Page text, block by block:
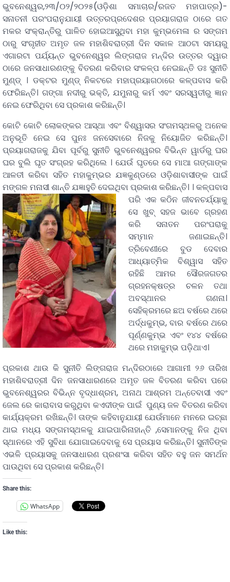
ଭୁବନେଶ୍ୱର,୨୩/୦୨/୨୦୨୫(ଓଡ଼ିଶା ସମାଚାର/ରଜତ ମହାପାତ୍ର)-
ସନାତନୀ ପରଂପରାନୁଯାୟୀ ଉତ୍ତରପ୍ରଦେଶର ପ୍ରୟାଗରାଜ ଠାରେ ଗତ
ମକର ସଂକ୍ରାନ୍ତିରୁ ପାଳିତ ହୋଇଆସୁଥିବା ମହା କୁମ୍ଭମେଳା ର ସଙ୍ଗମ
ଠାରୁ ସଂଗୃହୀତ ଅମୃତ ଜଳ ମହାଶିବରାତ୍ରୀ ଦିନ ସକାଳ ଆଠଟା ସମୟରୁ
ଏଗାରଟା ପର୍ଯ୍ୟନ୍ତ ଭୁବନେଶ୍ୱର ଲିଙ୍ଗରାଜ ମନ୍ଦିର ଉତ୍ତର ଦ୍ୱାର
ଠାରେ ଜନସାଧାରଣଙ୍କୁ ବିତରଣ କରିବାର ସଂକଳ୍ପ ନେଇଛନ୍ତି ଡଃ ସୁନୀତି
ମୁଣ୍ଡ୍‌ । ଡକ୍ଟର ମୁଣ୍ଡ୍ ନିକଟରେ ମହାପ୍ରୟାଗଠାରେ କଳ୍ପବାସ କରି
ଫେରିଛନ୍ତି। ଗଙ୍ଗା ନଦୀରୁ ଭକ୍ତି, ଯମୁନାରୁ କର୍ମ ଏବଂ ସରସ୍ୱତୀରୁ ଜ୍ଞାନ
ନେଇ ଫେରିଥିବା ସେ ପ୍ରକାଶ କରିଛନ୍ତି।
କୋଟି କୋଟି ଲୋକଙ୍କର ଆସ୍ଥା ଏବଂ ବିଶ୍ୱାସର ସଂଗମସ୍ଥଳରୁ ଅନେକ
ଅନୁଭୂତି ନେଇ ସେ ପୁନଃ ଜନସେବାରେ ନିଜକୁ ନିୟୋଜିତ କରିଛନ୍ତି।
ପ୍ରୟାଗରାଜକୁ ଯିବା ପୂର୍ବରୁ ସୁନୀତି ଭୁବନେଶ୍ୱରର ବିଭିନ୍ନ ୱାର୍ଡରୁ ଘର
ଘର ବୁଲି ଘୃତ ସଂଗ୍ରହ କରିଥିଲେ । ଯେଉଁ ଘୃତରେ ସେ ମାଆ ଗଙ୍ଗାଙ୍କ
ଆଳତୀ କରିବା ସହିତ ମହାକୁମ୍ଭର ଯଜ୍ଞକୁଣ୍ଡରେ ଓଡ଼ିଶାବାସୀଙ୍କ ପାଇଁ
ମଙ୍ଗଳ ମନାସୀ ଶାନ୍ତି ଯଜ୍ଞାହୁତି ଦେଇଥିବା ପ୍ରକାଶ କରିଛନ୍ତି। । କଳ୍ପବାସ
ପରି ଏକ କଠିନ ଜୀବନଚର୍ଯ୍ୟାକୁ
ସେ ଖୁବ୍ ସହଜ ଭାବେ ଗ୍ରହଣ
କରି ସନାତନ ପରଂପରାକୁ
ସମ୍ମାନ ଜଣାଇଛନ୍ତି।
ତ୍ରିବେଣୀରେ ବୁଡ ଦେବାର
ଆଧ୍ୟାତ୍ମିକ ବିଶ୍ୱାସ ସହିତ
ରହିଛି ଆମର ସୌରଜଗତର
ଗ୍ରହନକ୍ଷତ୍ର ଚଳନ ତଥା
ଅବସ୍ଥାନର ଗଣନା।
ସେହିକ୍ରମରେ ଛଅ ବର୍ଷରେ ଥରେ
ଅର୍ଦ୍ଧକୁମ୍ଭ, ବାର ବର୍ଷରେ ଥରେ
ପୂର୍ଣ୍ଣକୁମ୍ଭ ଏବଂ ୧୪୪ ବର୍ଷରେ
ଥରେ ମହାକୁମ୍ଭ ପଡ଼ିଥାଏ।
ପ୍ରକାଶ ଥାଉ କି ସୁନୀତି ଲିଙ୍ଗରାଜ ମନ୍ଦିରଠାରେ ଆଗାମୀ ୨୬ ତାରିଖ
ମହାଶିବରାତ୍ରୀ ଦିନ ଜନସାଧାରଣରେ ଅମୃତ ଜଳ ବିତରଣ କରିବା ପରେ
ଭୁବନେଶ୍ୱରର ବିଭିନ୍ନ ବୃଦ୍ଧାଶ୍ରମ, ଅନାଥ ଆଶ୍ରମ ଅନ୍ତେବାସୀ ଏବଂ
ଜେଲ ରେ କାରାବାସ କରୁଥିବା କଏଦୀଙ୍କ ପାଇଁ ପୁଣ୍ୟ ଜଳ ବିତରଣ କରିବା
କାର୍ଯ୍ୟକ୍ରମ ରଖିଛନ୍ତି। ତାଙ୍କ କହିବାନୁଯାୟୀ ଯେଉଁମାନେ ମନରେ ଇଚ୍ଛା
ଥାଇ ମଧ୍ୟ ସଙ୍ଗମସ୍ଥଳକୁ ଯାଇପାରିନାହାନ୍ତି ,ସେମାନଙ୍କୁ ନିଜ ଥିବା
ସ୍ଥାନରେ ଏହି ସୁବିଧା ଯୋଗାଇଦେବାକୁ ସେ ପ୍ରୟାସ କରିଛନ୍ତି। ସୁନୀତିଙ୍କ
ଏଭଳି ପ୍ରୟାସକୁ ଜନସାଧାରଣ ପ୍ରଶଂସା କରିବା ସହିତ ବହୁ ଜନ ସମର୍ଥନ
ପାଉଥିବା ସେ ପ୍ରକାଶ କରିଛନ୍ତି।
Share this:
WhatsApp
Like this: